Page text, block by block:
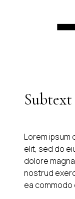
Subtext
Lorem
elit, sed do
dolore
nostrud
ea